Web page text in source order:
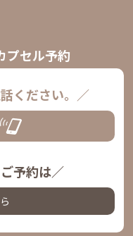
プセル予約
ください。／
予約は／